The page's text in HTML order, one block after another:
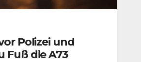
Polizei und
Fuß die A73